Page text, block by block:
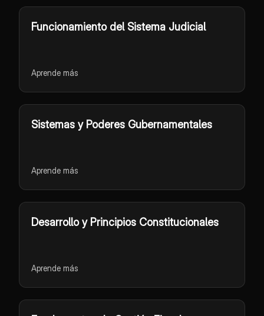
Funcionamiento del Sistema Judicial
Aprende más
Sistemas y Poderes Gubernamentales
Aprende más
Desarrollo y Principios Constitucionales
Aprende más